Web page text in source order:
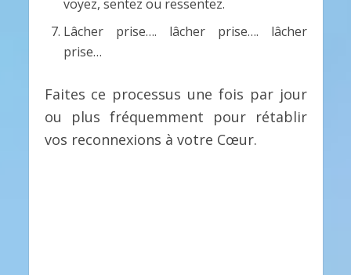
voyez, sentez ou ressentez.
Lâcher prise…. lâcher prise…. lâcher
prise…
Faites ce processus une fois par jour
ou plus fréquemment pour rétablir
vos reconnexions à votre Cœur.